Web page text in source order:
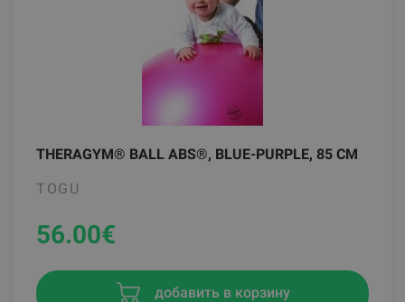
THERAGYM® BALL ABS®, BLUE-PURPLE, 85 CM
TOGU
56.00€
добавить в корзину